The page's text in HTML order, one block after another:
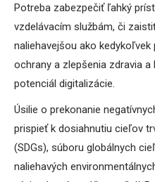
Potreba zabezpečiť ľahký
vzdelávacím službám, či
naliehavejšou ako
ochrany a zlepšenia zdravia
potenciál digitalizácie.
Úsilie o prekonanie
prispieť k dosiahnutiu cieľov
(SDGs), súboru globálnych
naliehavých